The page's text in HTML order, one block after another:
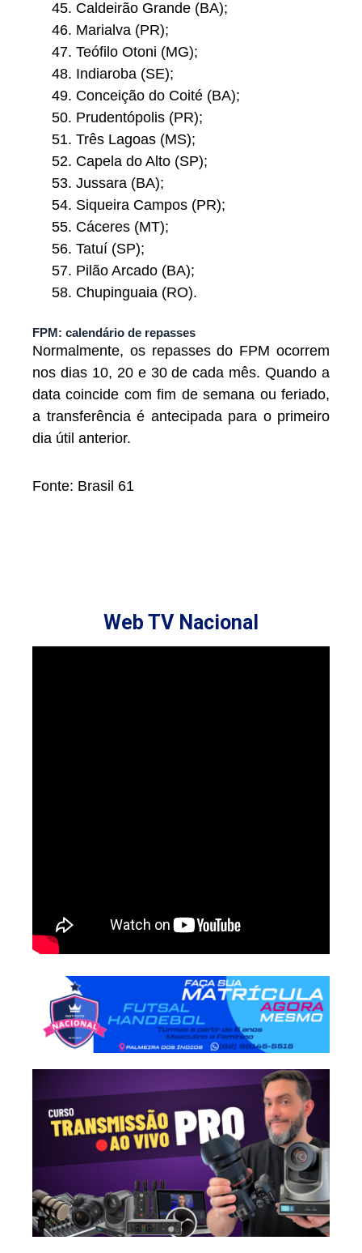
Caldeirão Grande (BA);
Marialva (PR);
Teófilo Otoni (MG);
Indiaroba (SE);
Conceição do Coité (BA);
Prudentópolis (PR);
Três Lagoas (MS);
Capela do Alto (SP);
Jussara (BA);
Siqueira Campos (PR);
Cáceres (MT);
Tatuí (SP);
Pilão Arcado (BA);
Chupinguaia (RO).
FPM: calendário de repasses
Normalmente, os repasses do FPM ocorrem
nos dias 10, 20 e 30 de cada mês. Quando a
data coincide com fim de semana ou feriado,
a transferência é antecipada para o primeiro
dia útil anterior.
Fonte: Brasil 61
Web TV Nacional